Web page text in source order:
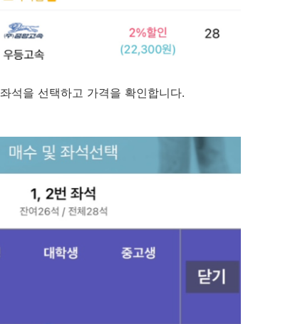
석을 선택하고 가격을 확인합니다.